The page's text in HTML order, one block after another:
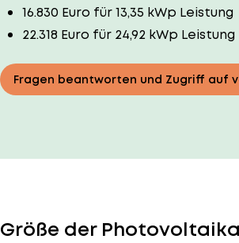
16.830 Euro für 13,35 kWp Leistung
22.318 Euro für 24,92 kWp Leistung
Fragen beantworten und Zugriff auf
Größe der